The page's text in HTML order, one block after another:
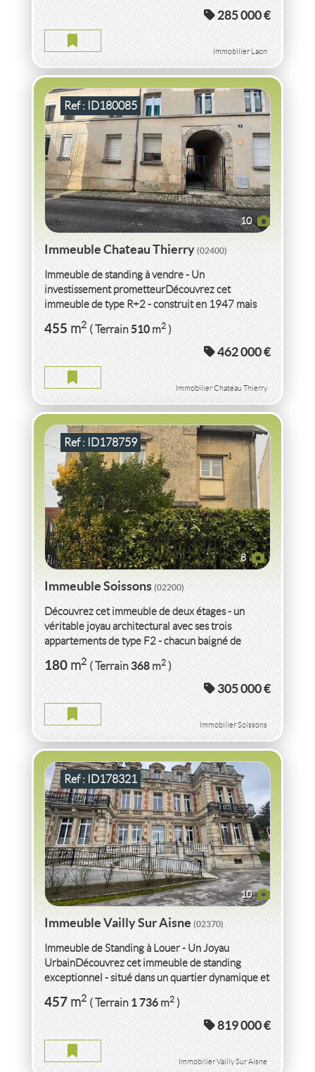
285 000 €
Immobilier Laon
10
Ref : ID180085
IMMEUBLE AISNE
455m2 ( Terrain510m2)
Immeuble Chateau Thierry(02400)
Immeuble de standing à vendre - Un
investissement prometteurDécouvrez cet
immeuble de type R+2 - construit en 1947 mais
entièrement rénové - offrant...
455m2 ( Terrain510m2)
462 000 €
Immobilier Chateau Thierry
8
Ref : ID178759
VENTE IMMEUBLEAISNE
IMMEUBLE AISNE
180m2 ( Terrain368m2)
Immeuble Soissons(02200)
Découvrez cet immeuble de deux étages - un
véritable joyau architectural avec ses trois
appartements de type F2 - chacun baigné de
lumière grâce...
180m2 ( Terrain368m2)
305 000 €
Immobilier Soissons
10
Ref : ID178321
VENTE IMMEUBLEAISNE
IMMEUBLE AISNE
457m2 ( Terrain1 736m2)
Immeuble Vailly Sur Aisne(02370)
Immeuble de Standing à Louer - Un Joyau
UrbainDécouvrez cet immeuble de standing
exceptionnel - situé dans un quartier dynamique et
bien desservi. Avec ses 4 étages...
457m2 ( Terrain1 736m2)
819 000 €
Immobilier Vailly Sur Aisne
VENTE IMMEUBLEAISNE
IMMEUBLE AISNE
115m2